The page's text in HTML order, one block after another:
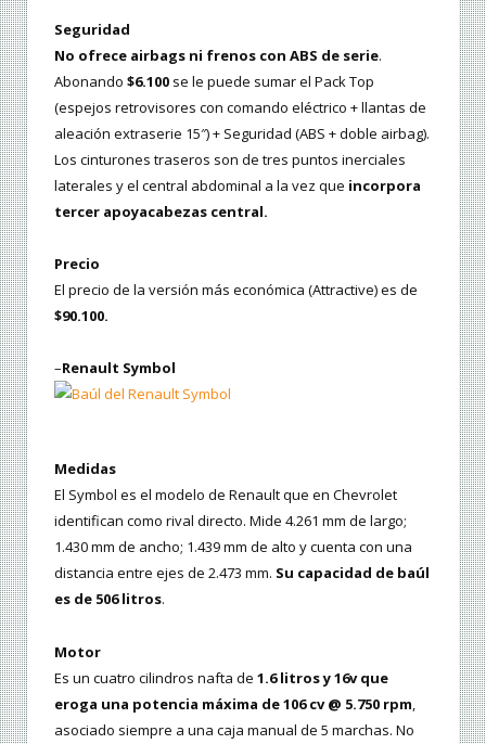
Seguridad
No ofrece airbags ni frenos con ABS de serie.
Abonando $6.100 se le puede sumar el Pack Top
(espejos retrovisores con comando eléctrico + llantas de
aleación extraserie 15″) + Seguridad (ABS + doble airbag).
Los cinturones traseros son de tres puntos inerciales
laterales y el central abdominal a la vez que incorpora
tercer apoyacabezas central.
Precio
El precio de la versión más económica (Attractive) es de
$90.100.
–Renault Symbol
Medidas
El Symbol es el modelo de Renault que en Chevrolet
identifican como rival directo. Mide 4.261 mm de largo;
1.430 mm de ancho; 1.439 mm de alto y cuenta con una
distancia entre ejes de 2.473 mm. Su capacidad de baúl
es de 506 litros.
Motor
Es un cuatro cilindros nafta de 1.6 litros y 16v que
eroga una potencia máxima de 106 cv @ 5.750 rpm
asociado siempre a una caja manual de 5 marchas. No